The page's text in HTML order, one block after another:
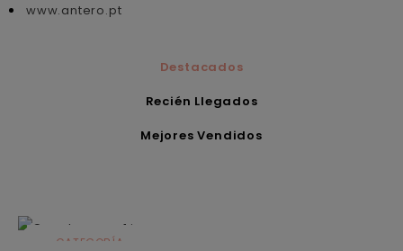
www.antero.pt
Destacados
Recién Llegados
Mejores Vendidos
CATEGORÍA